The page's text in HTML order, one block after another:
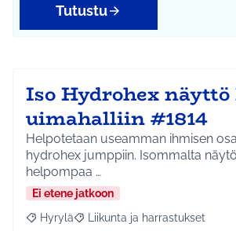
Tutustu
Iso Hydrohex
uimahalliin #1814
Helpotetaan useamman ihmisen
hydrohex jumppiin. Isommalta
helpompaa …
Ei etene jatkoon
Rajaa tulokset aihepiirin mukaan: Hyrylä
Hyrylä Rajaa tulokset teeman
Liikunta ja harrastukset